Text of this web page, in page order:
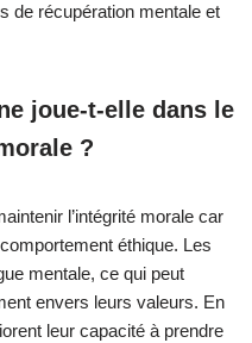
de récupération mentale et
joue-t-elle dans le
?
l’intégrité morale car
éthique. Les
mentale, ce qui peut
envers leurs valeurs. En
leur capacité à prendre